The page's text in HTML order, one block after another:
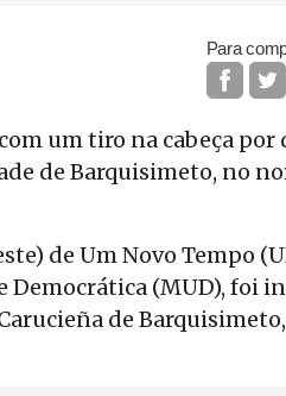
Para
um tiro na cabeça por
de Barquisimeto, no
de Um Novo Tempo
Democrática (MUD), foi
de